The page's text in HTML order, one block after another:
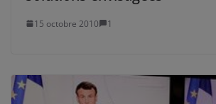
15 octobre 2010 1